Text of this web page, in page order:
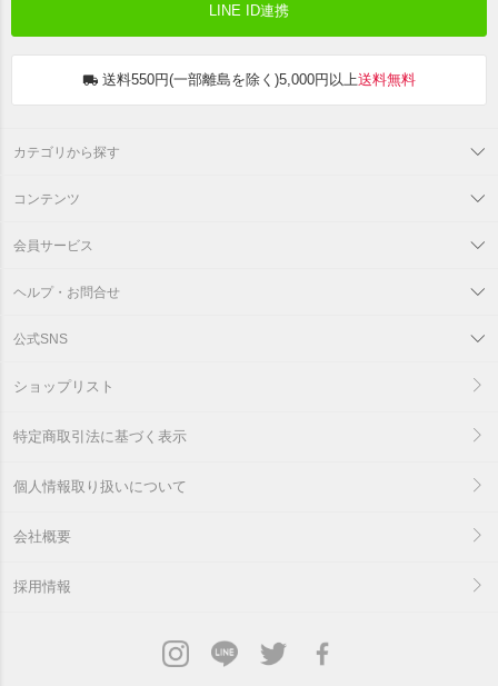
LINE ID連携
送料550円(一部離島を除く)5,000円以上送料無料
カテゴリから探す
コンテンツ
会員サービス
ヘルプ・お問合せ
公式SNS
ショップリスト
特定商取引法に基づく表示
個人情報取り扱いについて
会社概要
採用情報